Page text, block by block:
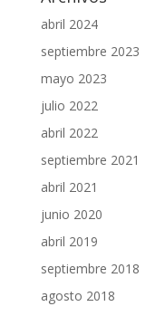
abril 2024
septiembre 2023
mayo 2023
julio 2022
abril 2022
septiembre 2021
abril 2021
junio 2020
abril 2019
septiembre 2018
agosto 2018